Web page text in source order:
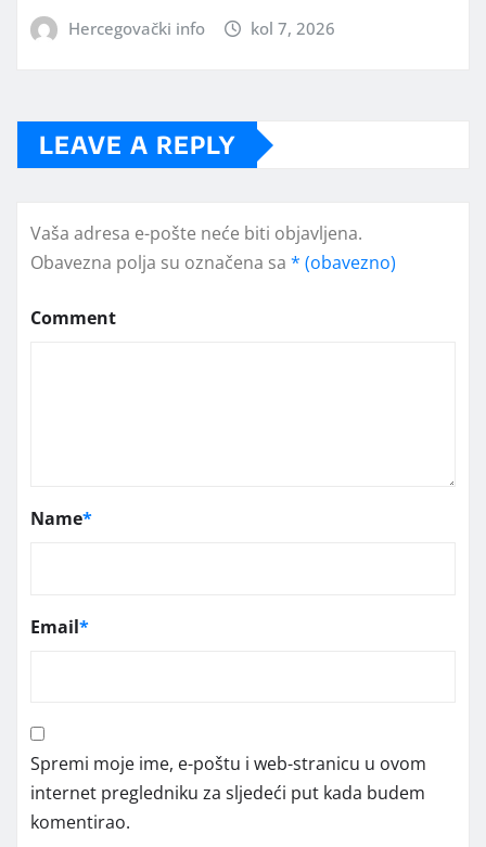
Hercegovački info kol 7, 2026
LEAVE A REPLY
Vaša adresa e-pošte neće biti objavljena.
Obavezna polja su označena sa * (obavezno)
Comment
Name*
Email*
Spremi moje ime, e-poštu i web-stranicu u ovom
internet pregledniku za sljedeći put kada budem
komentirao.